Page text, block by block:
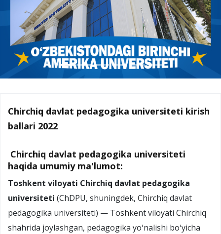
Chirchiq davlat pedagogika universiteti kirish
ballari 2022
Chirchiq davlat pedagogika universiteti
haqida umumiy ma'lumot:
Toshkent viloyati Chirchiq davlat pedagogika
universiteti (ChDPU, shuningdek, Chirchiq davlat
pedagogika universiteti) — Toshkent viloyati Chirchiq
shahrida joylashgan, pedagogika yoʻnalishi boʻyicha